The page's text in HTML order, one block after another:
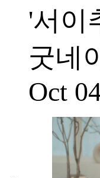
'서이
굿네
Oct